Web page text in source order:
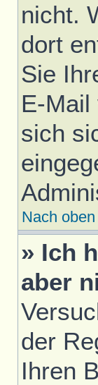
nicht.
dort
Sie
E-Mail
sich
Nach oben
» Ich
aber
der
Ihren